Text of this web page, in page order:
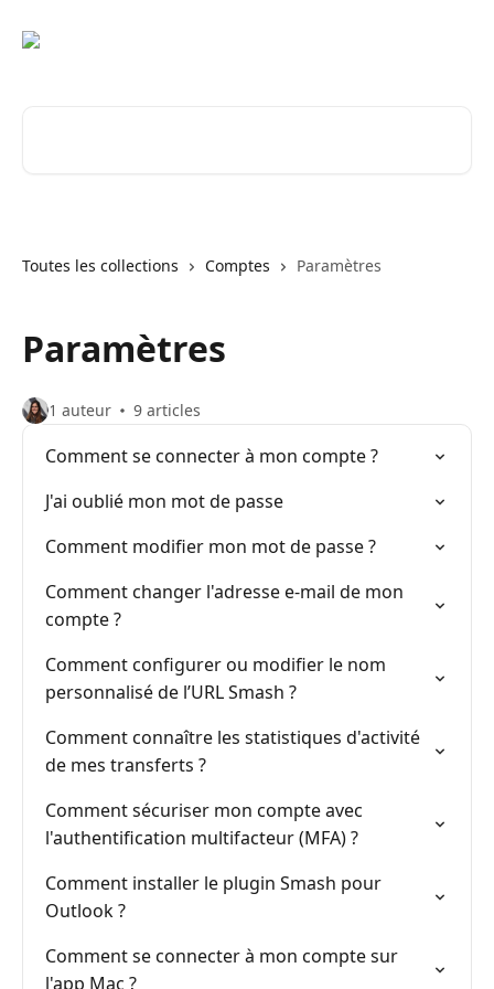
Toutes les collections Comptes Paramètres
Paramètres
1 auteur 9 articles
Comment se connecter à mon compte ?
J'ai oublié mon mot de passe
Comment modifier mon mot de passe ?
Comment changer l'adresse e-mail de mon
compte ?
Comment configurer ou modifier le nom
personnalisé de l’URL Smash ?
Comment connaître les statistiques d'activité
de mes transferts ?
Comment sécuriser mon compte avec
l'authentification multifacteur (MFA) ?
Comment installer le plugin Smash pour
Outlook ?
Comment se connecter à mon compte sur
l'app Mac ?